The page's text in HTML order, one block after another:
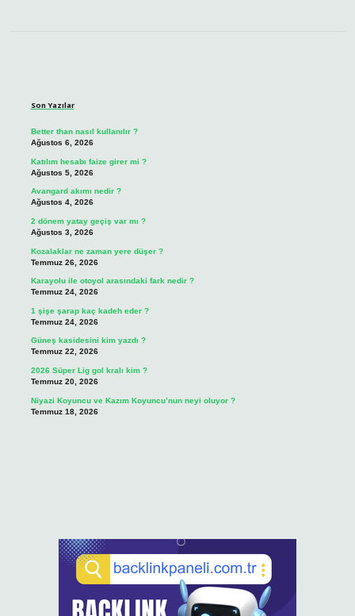
Son Yazılar
Better than nasıl kullanılır ?
Ağustos 6, 2026
Katılım hesabı faize girer mi ?
Ağustos 5, 2026
Avangard akımı nedir ?
Ağustos 4, 2026
2 dönem yatay geçiş var mı ?
Ağustos 3, 2026
Kozalaklar ne zaman yere düşer ?
Temmuz 26, 2026
Karayolu ile otoyol arasındaki fark nedir ?
Temmuz 24, 2026
1 şişe şarap kaç kadeh eder ?
Temmuz 24, 2026
Güneş kasidesini kim yazdı ?
Temmuz 22, 2026
2026 Süper Lig gol kralı kim ?
Temmuz 20, 2026
Niyazi Koyuncu ve Kazım Koyuncu’nun neyi oluyor ?
Temmuz 18, 2026